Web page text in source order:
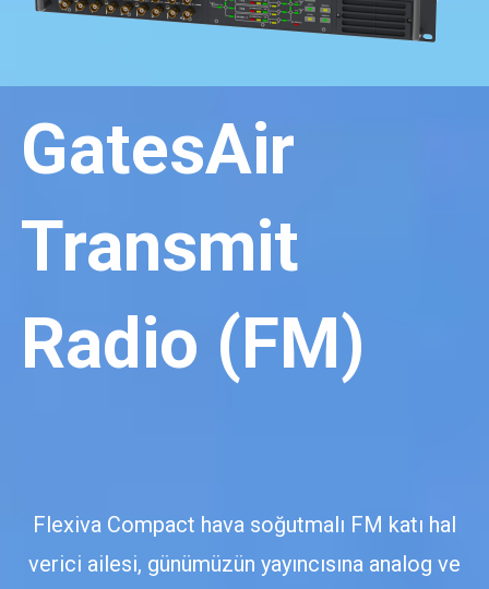
GatesAir
Transmit
Radio (FM)
Flexiva Compact hava soğutmalı FM katı hal
verici ailesi, günümüzün yayıncısına analog ve